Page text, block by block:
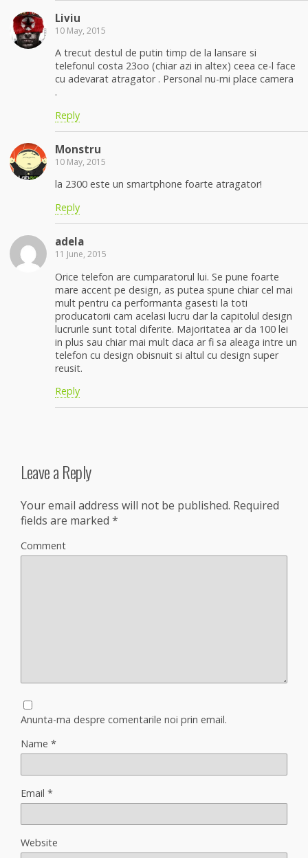
Liviu
10 May, 2015
A trecut destul de putin timp de la lansare si
telefonul costa 23oo (chiar azi in altex) ceea ce-l face
cu adevarat atragator . Personal nu-mi place camera
.
Reply
Monstru
10 May, 2015
la 2300 este un smartphone foarte atragator!
Reply
adela
11 June, 2015
Orice telefon are cumparatorul lui. Se pune foarte
mare accent pe design, as putea spune chiar cel mai
mult pentru ca performanta gasesti la toti
producatorii cam acelasi lucru dar la capitolul design
lucrurile sunt total diferite. Majoritatea ar da 100 lei
in plus sau chiar mai mult daca ar fi sa aleaga intre un
telefon cu design obisnuit si altul cu design super
reusit.
Reply
Leave a Reply
Your email address will not be published. Required
fields are marked *
Comment
Anunta-ma despre comentarile noi prin email.
Name *
Email *
Website